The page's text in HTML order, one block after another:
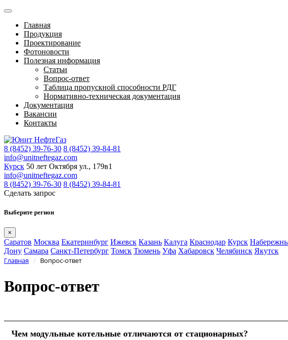
Главная
Продукция
Проектирование
Фотоновости
Полезная информация
Статьи
Вопрос-ответ
Таблица пропускной способности РДГ
Нормативно-техническая документация
Документация
Вакансии
Контакты
8 (8452) 39-76-30 8 (8452) 39-84-81
info@unitneftegaz.com
Курск 50 лет Октября ул., 179в1
info@unitneftegaz.com
8 (8452) 39-76-30 8 (8452) 39-84-81
Сделать запрос
Выберите регион
×
Саратов Москва Екатеринбург Ижевск Казань Калуга Краснодар Курск
Дону Самара Санкт-Петербург Томск Тюмень Уфа Хабаровск Челябинск Якутск
Главная / Вопрос-ответ
Вопрос-ответ
Чем модульные котельные отличаются от стационарных?